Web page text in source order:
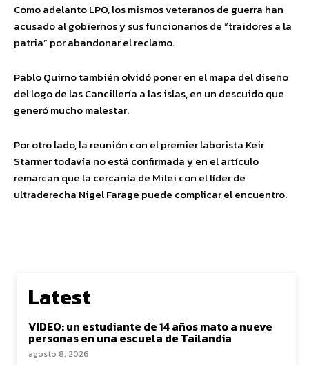
Como adelanto LPO, los mismos veteranos de guerra han
acusado al gobiernos y sus funcionarios de “traidores a la
patria” por abandonar el reclamo.
Pablo Quirno también olvidó poner en el mapa del diseño
del logo de las Cancillería a las islas, en un descuido que
generó mucho malestar.
Por otro lado, la reunión con el premier laborista Keir
Starmer todavía no está confirmada y en el artículo
remarcan que la cercanía de Milei con el líder de
ultraderecha Nigel Farage puede complicar el encuentro.
Latest
VIDEO: un estudiante de 14 años mato a nueve
personas en una escuela de Tailandia
agosto 8, 2026